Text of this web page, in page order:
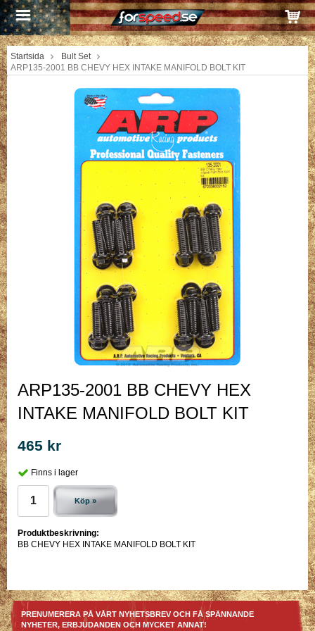
Startsida
Bult Set
ARP135-2001 BB CHEVY HEX INTAKE MANIFOLD BOLT KIT
ARP135-2001 BB CHEVY HEX
INTAKE MANIFOLD BOLT KIT
465 kr
Finns i lager
Köp »
Produktbeskrivning:
BB CHEVY HEX INTAKE MANIFOLD BOLT KIT
PRENUMERERA PÅ VÅRT NYHETSBREV OCH FÅ SPÄNNANDE
NYHETER, ERBJUDANDEN OCH MYCKET ANNAT!